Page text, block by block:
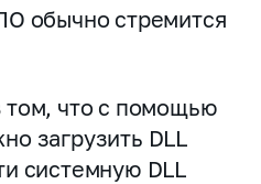
обычно стремится
том, что с помощью
загрузить DLL
системную DLL